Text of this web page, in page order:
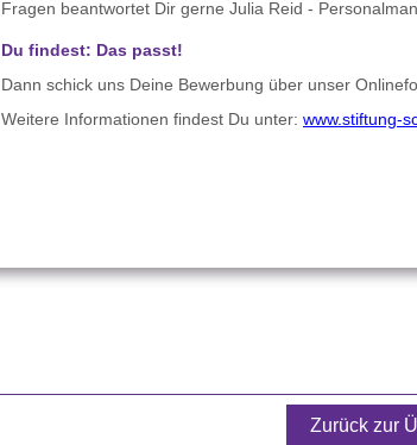
Fragen beantwortet Dir gerne Julia Reid -
Du findest: Das passt!
Dann schick uns Deine Bewerbung über unser
Weitere Informationen findest Du unter: www.stiftung-
Zurück zur